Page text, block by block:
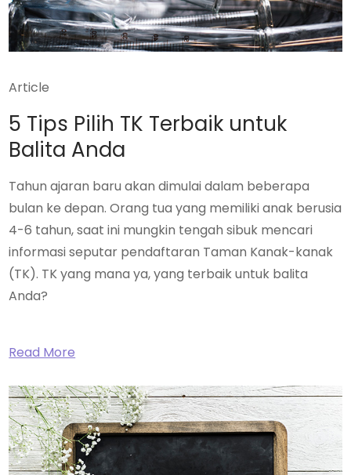
Article
5 Tips Pilih TK Terbaik untuk
Balita Anda
Tahun ajaran baru akan dimulai dalam beberapa
bulan ke depan. Orang tua yang memiliki anak berusia
4-6 tahun, saat ini mungkin tengah sibuk mencari
informasi seputar pendaftaran Taman Kanak-kanak
(TK). TK yang mana ya, yang terbaik untuk balita
Anda?
Read More